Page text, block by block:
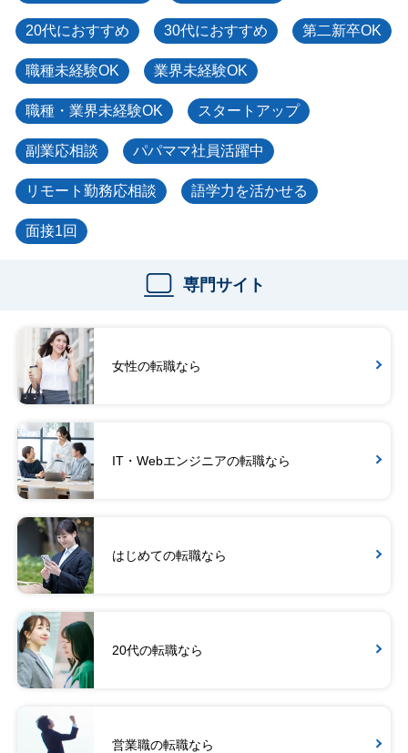
20代におすすめ 30代におすすめ 第二新卒OK
職種未経験OK 業界未経験OK
職種・業界未経験OK スタートアップ
副業応相談 パパママ社員活躍中
リモート勤務応相談 語学力を活かせる
面接1回
専門サイト
女性の転職なら
IT・Webエンジニアの転職なら
はじめての転職なら
20代の転職なら
営業職の転職なら